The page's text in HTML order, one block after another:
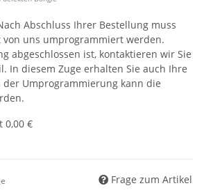
Abschluss Ihrer Bestellung muss
von uns umprogrammiert werden.
abgeschlossen ist, kontaktieren wir Sie
In diesem Zuge erhalten Sie auch Ihre
der Umprogrammierung kann die
0,00 €
Frage zum Artikel